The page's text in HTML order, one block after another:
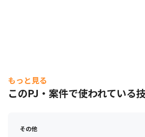
もっと見る
このPJ・案件で使われている
その他